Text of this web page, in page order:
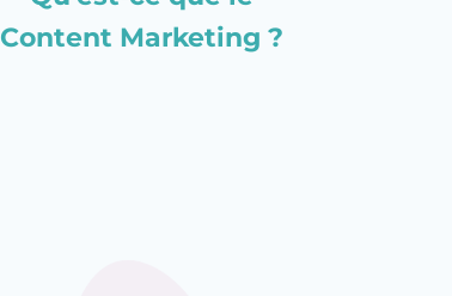
Content Marketing ?